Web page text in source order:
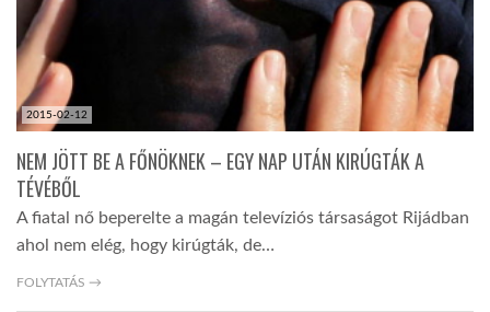
2015-02-12
NEM JÖTT BE A FŐNÖKNEK – EGY NAP UTÁN KIRÚGTÁK A
TÉVÉBŐL
A fiatal nő beperelte a magán televíziós társaságot Rijádban
ahol nem elég, hogy kirúgták, de…
FOLYTATÁS →